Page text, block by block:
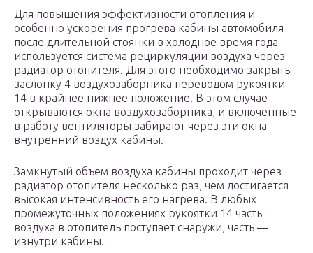
Для повышения эффективности отопления и
особенно ускорения прогрева кабины автомобиля
после длительной стоянки в холодное время года
используется система рециркуляции воздуха через
радиатор отопителя. Для этого необходимо закрыть
заслонку 4 воздухозаборника переводом рукоятки
14 в крайнее нижнее положение. В этом случае
открываются окна воздухозаборника, и включенные
в работу вентиляторы забирают через эти окна
внутренний воздух кабины.
Замкнутый объем воздуха кабины проходит через
радиатор отопителя несколько раз, чем достигается
высокая интенсивность его нагрева. В любых
промежуточных положениях рукоятки 14 часть
воздуха в отопитель поступает снаружи, часть —
изнутри кабины.